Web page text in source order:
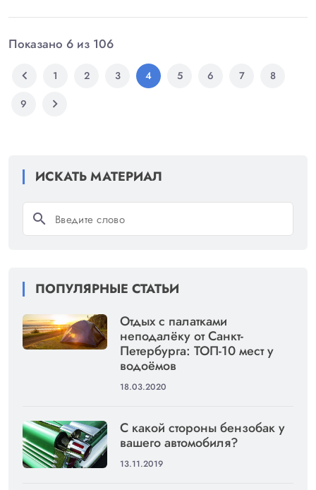
ИСКАТЬ МАТЕРИАЛ
search
ПОПУЛЯРНЫЕ СТАТЬИ
Отдых с палатками
неподалёку от Санкт-
Петербурга: ТОП-10 мест у
водоёмов
18.03.2020
С какой стороны бензобак у
вашего автомобиля?
13.11.2019
Показано 6 из 106
chevron_left 1 2 3 4 5 6 7
8
9
chevron_right